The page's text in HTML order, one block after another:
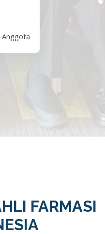
FARMASI